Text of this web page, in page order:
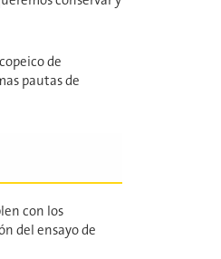
de
pautas de
con los
del ensayo de